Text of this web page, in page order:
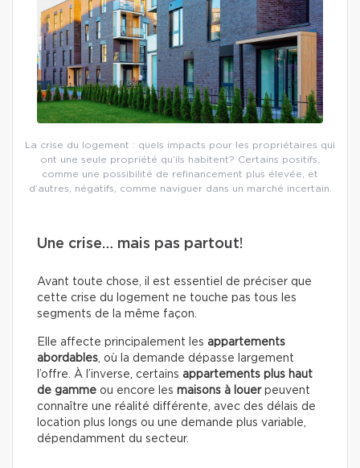
La crise du logement : quels impacts pour les propriétaires qui
ont une seule propriété qu’ils habitent? Certains positifs,
comme une possibilité de refinancement plus élevée, et
d’autres, négatifs, comme naviguer dans un marché incertain.
Une crise… mais pas partout!
Avant toute chose, il est essentiel de préciser que
cette crise du logement ne touche pas tous les
segments de la même façon.
Elle affecte principalement les appartements
abordables , où la demande dépasse largement
l’offre. À l’inverse, certains appartements plus haut
de gamme ou encore les maisons à louerpeuvent
connaître une réalité différente, avec des délais de
location plus longs ou une demande plus variable,
dépendamment du secteur.